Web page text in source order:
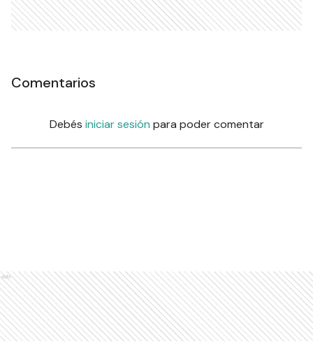
Comentarios
Debés iniciar sesión para poder comentar
Ads